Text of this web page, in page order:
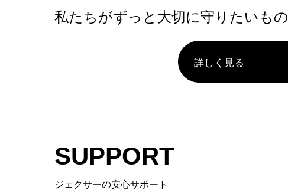
私たちがずっと大切に守りたいもの
詳しく見る
SUPPORT
ジェクサーの安心サポート